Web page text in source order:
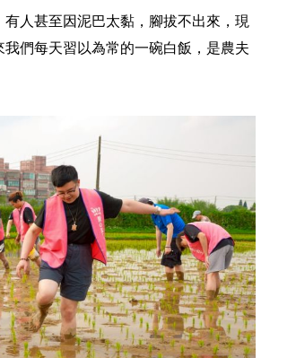
人甚至因泥巴太黏，腳拔不出來，現
們每天習以為常的一碗白飯，是農夫